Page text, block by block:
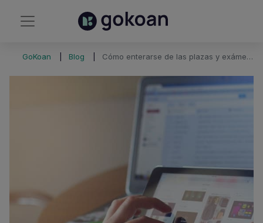
GoKoan Blog Cómo enterarse de las plazas y exámenes de oposiciones